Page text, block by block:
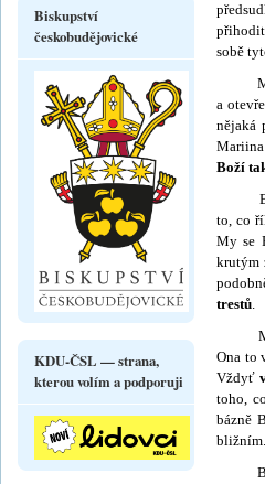
sobě
Moji
a
nějaká
Boží
Bratři
to, co
My se
krutým
trestů.
Moji
Ona to
Vždyť
toho,
bázně
bližním.
Bratři
Biskupství
českobudějovické
KDU-ČSL — strana,
kterou volím a podporuji